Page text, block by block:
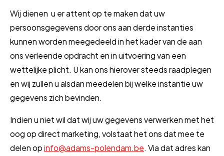
Wij dienen u er attent op te maken dat uw
persoonsgegevens door ons aan derde instanties
kunnen worden meegedeeld in het kader van de aan
ons verleende opdracht en in uitvoering van een
wettelijke plicht. U kan ons hierover steeds raadplegen
en wij zullen u alsdan meedelen bij welke instantie uw
gegevens zich bevinden.
Indien u niet wil dat wij uw gegevens verwerken met het
oog op direct marketing, volstaat het ons dat mee te
delen opinfo@adams-polendam.be. Via dat adres kan